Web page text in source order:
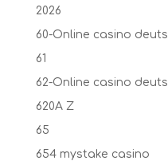
2026
60-Online casino
61
62-Online casino
620A Z
65
654 mystake casino